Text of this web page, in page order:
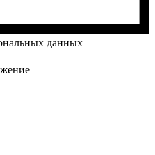
данных